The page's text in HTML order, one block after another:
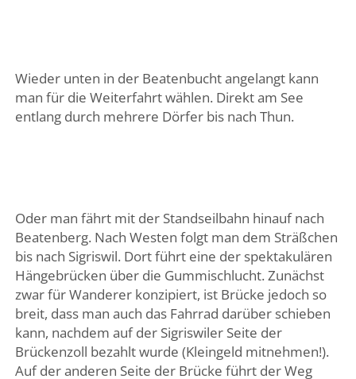
Wieder unten in der Beatenbucht angelangt kann
man für die Weiterfahrt wählen. Direkt am See
entlang durch mehrere Dörfer bis nach Thun.
Oder man fährt mit der Standseilbahn hinauf nach
Beatenberg. Nach Westen folgt man dem Sträßchen
bis nach Sigriswil. Dort führt eine der spektakulären
Hängebrücken über die Gummischlucht. Zunächst
zwar für Wanderer konzipiert, ist Brücke jedoch so
breit, dass man auch das Fahrrad darüber schieben
kann, nachdem auf der Sigriswiler Seite der
Brückenzoll bezahlt wurde (Kleingeld mitnehmen!).
Auf der anderen Seite der Brücke führt der Weg